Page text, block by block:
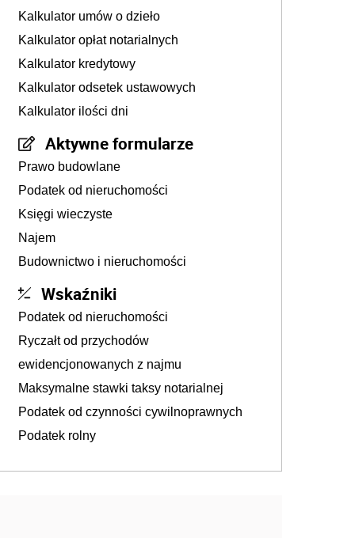
Kalkulator umów o dzieło
Kalkulator opłat notarialnych
Kalkulator kredytowy
Kalkulator odsetek ustawowych
Kalkulator ilości dni
Aktywne formularze
Prawo budowlane
Podatek od nieruchomości
Księgi wieczyste
Najem
Budownictwo i nieruchomości
Wskaźniki
Podatek od nieruchomości
Ryczałt od przychodów
ewidencjonowanych z najmu
Maksymalne stawki taksy notarialnej
Podatek od czynności cywilnoprawnych
Podatek rolny